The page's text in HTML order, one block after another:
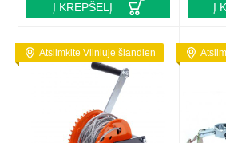
Į KREPŠELĮ Į
Atsiimkite Vilniuje šiandien